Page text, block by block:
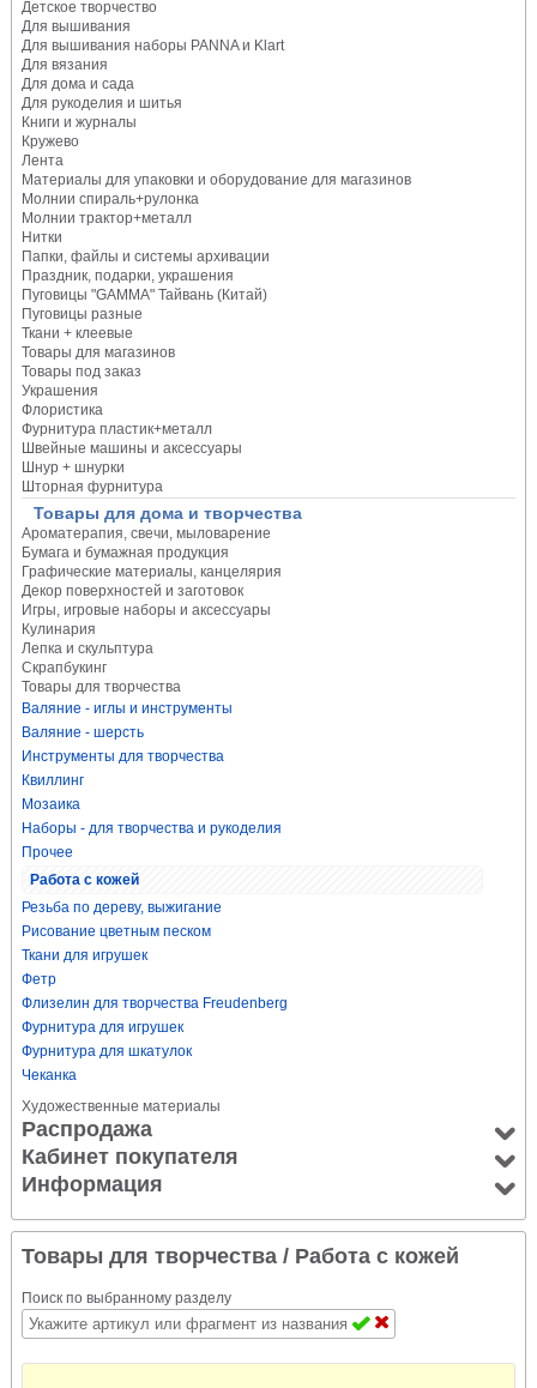
Детское творчество
Для вышивания
Для вышивания наборы PANNA и Klart
Для вязания
Для дома и сада
Для рукоделия и шитья
Книги и журналы
Кружево
Лента
Материалы для упаковки и оборудование для магазинов
Молнии спираль+рулонка
Молнии трактор+металл
Нитки
Папки, файлы и системы архивации
Праздник, подарки, украшения
Пуговицы "GAMMA" Тайвань (Китай)
Пуговицы разные
Ткани + клеевые
Товары для магазинов
Товары под заказ
Украшения
Флористика
Фурнитура пластик+металл
Швейные машины и аксессуары
Шнур + шнурки
Шторная фурнитура
Товары для дома и творчества
Ароматерапия, свечи, мыловарение
Бумага и бумажная продукция
Графические материалы, канцелярия
Декор поверхностей и заготовок
Игры, игровые наборы и аксессуары
Кулинария
Лепка и скульптура
Скрапбукинг
Товары для творчества
Валяние - иглы и инструменты
Валяние - шерсть
Инструменты для творчества
Квиллинг
Мозаика
Наборы - для творчества и рукоделия
Прочее
Работа с кожей
Резьба по дереву, выжигание
Рисование цветным песком
Ткани для игрушек
Фетр
Флизелин для творчества Freudenberg
Фурнитура для игрушек
Фурнитура для шкатулок
Чеканка
Художественные материалы
Распродажа
Кабинет покупателя
Информация
Товары для творчества / Работа с кожей
Поиск по выбранному разделу